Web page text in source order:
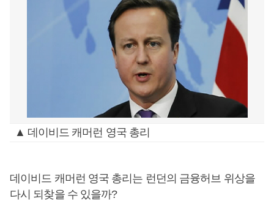
▲ 데이비드 캐머런 영국 총리
데이비드 캐머런 영국 총리는 런던의 금융허브 위상을
다시 되찾을 수 있을까?